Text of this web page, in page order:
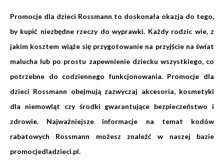
Promocje dla dzieci Rossmann to doskonała okazja do tego,
by kupić niezbędne rzeczy do wyprawki. Każdy rodzic wie, z
jakim kosztem wiąże się przygotowanie na przyjście na świat
malucha lub po prostu zapewnienie dziecku wszystkiego, co
potrzebne do codziennego funkcjonowania. Promocje dla
dzieci Rossmann obejmują zazwyczaj akcesoria, kosmetyki
dla niemowląt czy środki gwarantujące bezpieczeństwo i
zdrowie. Najważniejsze informacje na temat kodów
rabatowych Rossmann możesz znaleźć w naszej bazie
promocjedladzieci.pl.